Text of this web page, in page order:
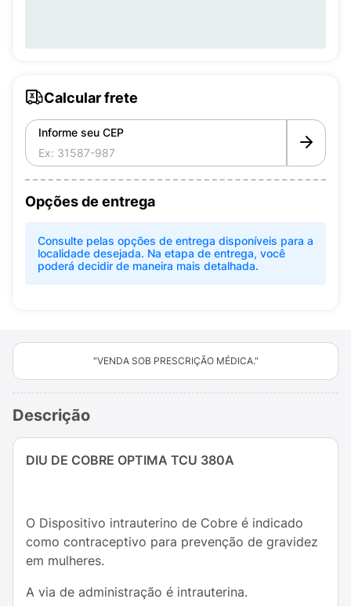
Calcular frete
Informe seu CEP
Opções de entrega
Consulte pelas opções de entrega disponíveis para a
localidade desejada. Na etapa de entrega, você
poderá decidir de maneira mais detalhada.
"VENDA SOB PRESCRIÇÃO MÉDICA."
Descrição
DIU DE COBRE OPTIMA TCU 380A
O Dispositivo intrauterino de Cobre é indicado
como contraceptivo para prevenção de gravidez
em mulheres.
A via de administração é intrauterina.